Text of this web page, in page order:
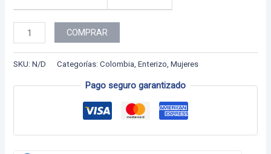
Colección
Colombia
Enterizo
COMPRAR
SKU:N/D Categorías:Colombia ,Enterizo ,Mujeres
Pago seguro garantizado